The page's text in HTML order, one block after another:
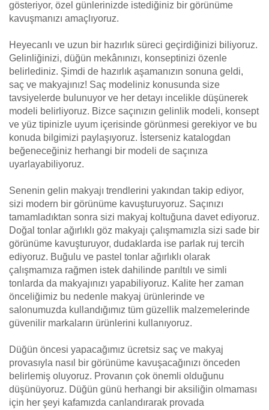
gösteriyor, özel günlerinizde istediğiniz bir görünüme
kavuşmanızı amaçlıyoruz.
Heyecanlı ve uzun bir hazırlık süreci geçirdiğinizi biliyoruz.
Gelinliğinizi, düğün mekânınızı, konseptinizi özenle
belirlediniz. Şimdi de hazırlık aşamanızın sonuna geldi,
saç ve makyajınız! Saç modeliniz konusunda size
tavsiyelerde bulunuyor ve her detayı incelikle düşünerek
modeli belirliyoruz. Bizce saçınızın gelinlik modeli, konsept
ve yüz tipinizle uyum içerisinde görünmesi gerekiyor ve bu
konuda bilgimizi paylaşıyoruz. İsterseniz katalogdan
beğeneceğiniz herhangi bir modeli de saçınıza
uyarlayabiliyoruz.
Senenin gelin makyajı trendlerini yakından takip ediyor,
sizi modern bir görünüme kavuşturuyoruz. Saçınızı
tamamladıktan sonra sizi makyaj koltuğuna davet ediyoruz.
Doğal tonlar ağırlıklı göz makyajı çalışmamızla sizi sade bir
görünüme kavuşturuyor, dudaklarda ise parlak ruj tercih
ediyoruz. Buğulu ve pastel tonlar ağırlıklı olarak
çalışmamıza rağmen istek dahilinde parıltılı ve simli
tonlarda da makyajınızı yapabiliyoruz. Kalite her zaman
önceliğimiz bu nedenle makyaj ürünlerinde ve
salonumuzda kullandığımız tüm güzellik malzemelerinde
güvenilir markaların ürünlerini kullanıyoruz.
Düğün öncesi yapacağımız ücretsiz saç ve makyaj
provasıyla nasıl bir görünüme kavuşacağınızı önceden
belirlemiş oluyoruz. Provanın çok önemli olduğunu
düşünüyoruz. Düğün günü herhangi bir aksiliğin olmaması
için her şeyi kafamızda canlandırarak provada